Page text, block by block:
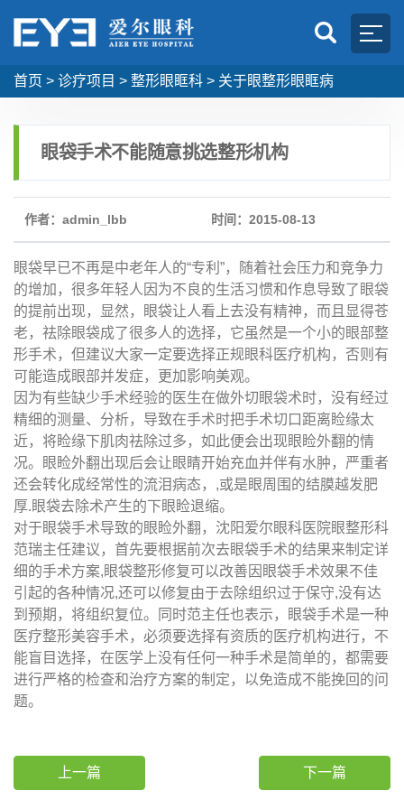
首页 > 诊疗项目 > 整形眼眶科 > 关于眼整形眼眶病
眼袋手术不能随意挑选整形机构
作者：admin_lbb 时间：2015-08-13
眼袋早已不再是中老年人的“专利”，随着社会压力和竞争力
的增加，很多年轻人因为不良的生活习惯和作息导致了眼袋
的提前出现，显然，眼袋让人看上去没有精神，而且显得苍
老，祛除眼袋成了很多人的选择，它虽然是一个小的眼部整
形手术，但建议大家一定要选择正规眼科医疗机构，否则有
可能造成眼部并发症，更加影响美观。
因为有些缺少手术经验的医生在做外切眼袋术时，没有经过
精细的测量、分析，导致在手术时把手术切口距离睑缘太
近，将睑缘下肌肉祛除过多，如此便会出现眼睑外翻的情
况。眼睑外翻出现后会让眼睛开始充血并伴有水肿，严重者
还会转化成经常性的流泪病态，,或是眼周围的结膜越发肥
厚.眼袋去除术产生的下眼睑退缩。
对于眼袋手术导致的眼睑外翻，沈阳爱尔眼科医院眼整形科
范瑞主任建议，首先要根据前次去眼袋手术的结果来制定详
细的手术方案,眼袋整形修复可以改善因眼袋手术效果不佳
引起的各种情况,还可以修复由于去除组织过于保守,没有达
到预期，将组织复位。同时范主任也表示，眼袋手术是一种
医疗整形美容手术，必须要选择有资质的医疗机构进行，不
能盲目选择，在医学上没有任何一种手术是简单的，都需要
进行严格的检查和治疗方案的制定，以免造成不能挽回的问
题。
上一篇 下一篇